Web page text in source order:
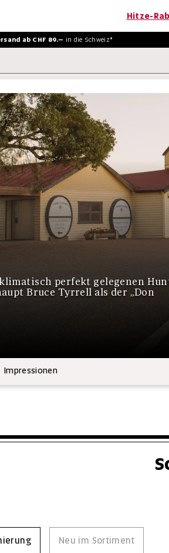
Hitze-
ab CHF 89.– in die Schweiz*
WEINE FINE
perfekt gelegenen
Bruce Tyrrell als der „Don
Impressionen
Neu im Sortiment